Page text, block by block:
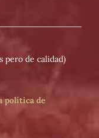
pero de calidad)
política de